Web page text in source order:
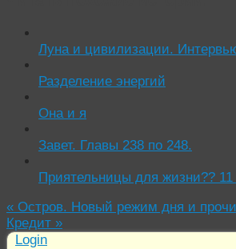
Луна и цивилизации.
Разделение энергий
Она и я
Завет. Главы 238 по 248.
Приятельницы для жизни??
« Остров. Новый режим дня и
Кредит »
Login